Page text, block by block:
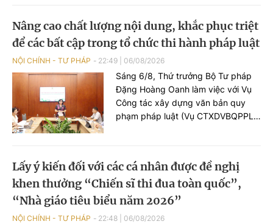
sát nhân dân, Tòa án nhân dân và
công tác thi hành án.
Nâng cao chất lượng nội dung, khắc phục triệt
để các bất cập trong tổ chức thi hành pháp luật
NỘI CHÍNH - TƯ PHÁP 22:49 06/08/2026
Sáng 6/8, Thứ trưởng Bộ Tư pháp
Đặng Hoàng Oanh làm việc với Vụ
Công tác xây dựng văn bản quy
phạm pháp luật (Vụ CTXDVBQPPL)
Lấy ý kiến đối với các cá nhân được đề nghị
khen thưởng “Chiến sĩ thi đua toàn quốc”,
“Nhà giáo tiêu biểu năm 2026”
NỘI CHÍNH - TƯ PHÁP 22:48 06/08/2026